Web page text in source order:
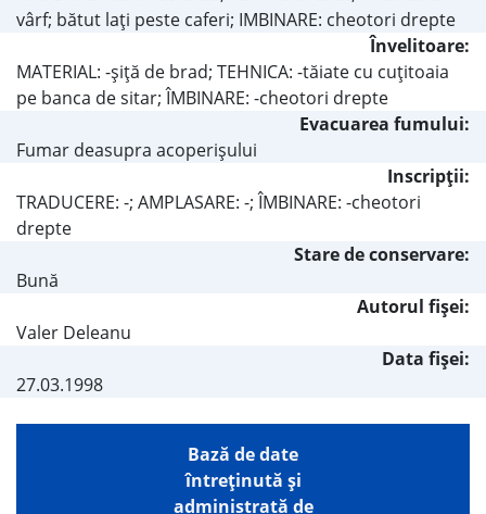
vârf; bătut laţi peste caferi; IMBINARE: cheotori drepte
Învelitoare:
MATERIAL: -şiţă de brad; TEHNICA: -tăiate cu cuţitoaia
pe banca de sitar; ÎMBINARE: -cheotori drepte
Evacuarea fumului:
Fumar deasupra acoperişului
Inscripţii:
TRADUCERE: -; AMPLASARE: -; ÎMBINARE: -cheotori
drepte
Stare de conservare:
Bună
Autorul fişei:
Valer Deleanu
Data fișei:
27.03.1998
Bază de date
întreţinută şi
administrată de